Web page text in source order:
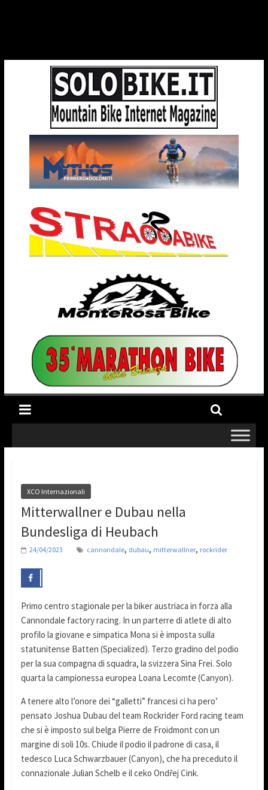
XCO Internazionali
Mitterwallner e Dubau nella
Bundesliga di Heubach
24/04/2023 cannondale, dubau, mitterwallner, rockrider
Primo centro stagionale per la biker austriaca in forza alla
Cannondale factory racing. In un parterre di atlete di alto
profilo la giovane e simpatica Mona si è imposta sulla
statunitense Batten (Specialized). Terzo gradino del podio
per la sua compagna di squadra, la svizzera Sina Frei. Solo
quarta la campionessa europea Loana Lecomte (Canyon).
A tenere alto l’onore dei “galletti” francesi ci ha pero’
pensato Joshua Dubau del team Rockrider Ford racing team
che si è imposto sul belga Pierre de Froidmont con un
margine di soli 10s. Chiude il podio il padrone di casa, il
tedesco Luca Schwarzbauer (Canyon), che ha preceduto il
connazionale Julian Schelb e il ceko Ondřej Cink.